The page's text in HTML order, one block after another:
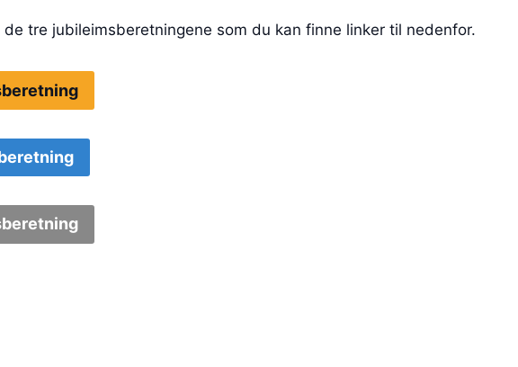
tre jubileimsberetningene som du kan finne linker til nedenfor.